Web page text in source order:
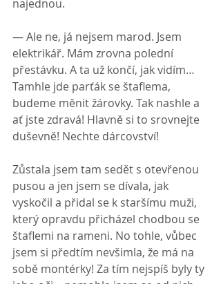
najednou.
— Ale ne, já nejsem marod. Jsem
elektrikář. Mám zrovna polední
přestávku. A ta už končí, jak vidím…
Tamhle jde parťák se štaflema,
budeme měnit žárovky. Tak nashle a
ať jste zdravá! Hlavně si to srovnejte
duševně! Nechte dárcovství!
Zůstala jsem tam sedět s otevřenou
pusou a jen jsem se dívala, jak
vyskočil a přidal se k staršímu muži,
který opravdu přicházel chodbou se
štaflemi na rameni. No tohle, vůbec
jsem si předtím nevšimla, že má na
sobě montérky! Za tím nejspíš byly ty